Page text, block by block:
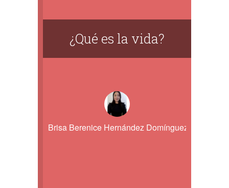
¿Qué es la vida?
Brisa Berenice Hernández Domínguez